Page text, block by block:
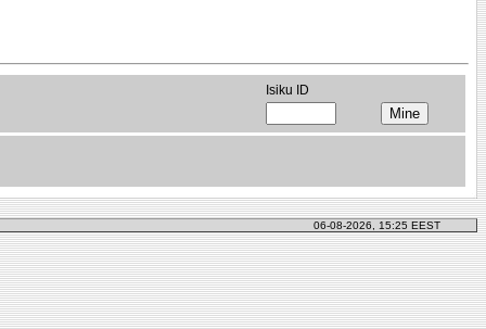
Isiku ID
06-08-2026, 15:25 EEST